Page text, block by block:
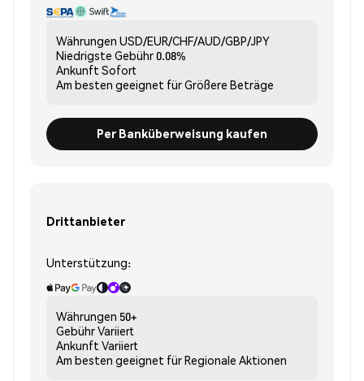
Währungen USD/EUR/CHF/AUD/GBP/JPY
Niedrigste Gebühr0.08%
Ankunft Sofort
Am besten geeignet fürGrößere Beträge
Per Banküberweisung kaufen
Drittanbieter
Unterstützung:
Währungen 50+
GebührVariiert
Ankunft Variiert
Am besten geeignet fürRegionale Aktionen